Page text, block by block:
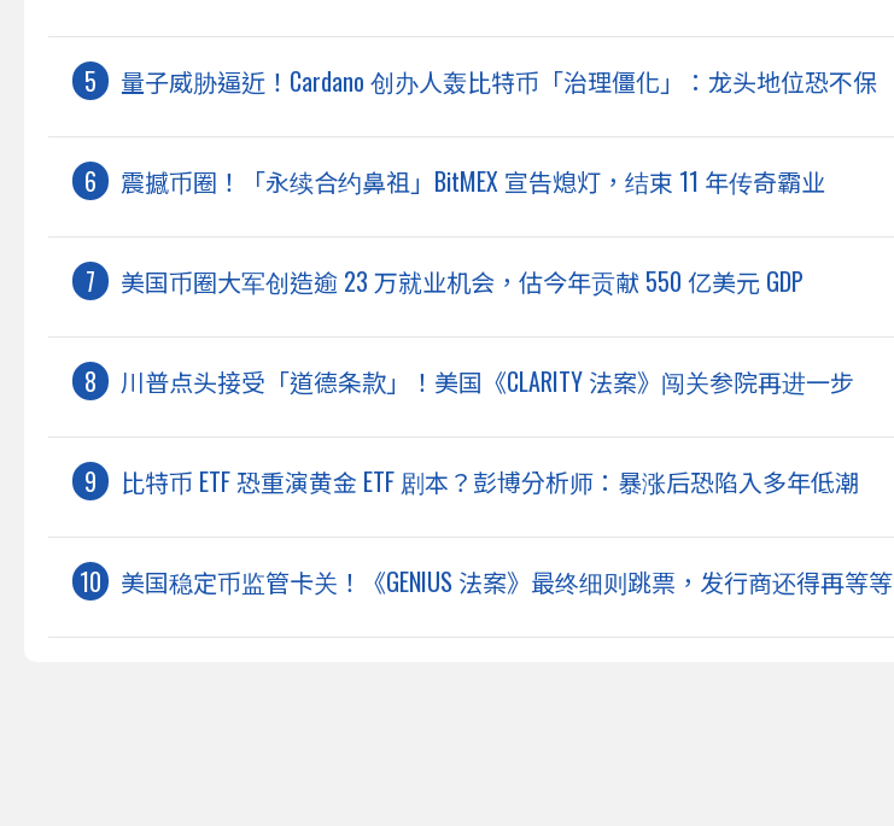
量子威胁逼近！Cardano 创办人轰比特币「治理僵化」：龙头地位恐不保
震撼币圈！「永续合约鼻祖」BitMEX 宣告熄灯，结束 11 年传奇霸业
美国币圈大军创造逾 23 万就业机会，估今年贡献 550 亿美元 GDP
川普点头接受「道德条款」！美国《CLARITY 法案》闯关参院再进一步
比特币 ETF 恐重演黄金 ETF 剧本？彭博分析师：暴涨后恐陷入多年低潮
美国稳定币监管卡关！《GENIUS 法案》最终细则跳票，发行商还得再等等